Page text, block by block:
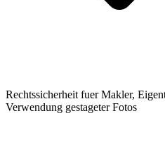
Rechtssicherheit fuer Makler,
Verwendung gestageter Fotos